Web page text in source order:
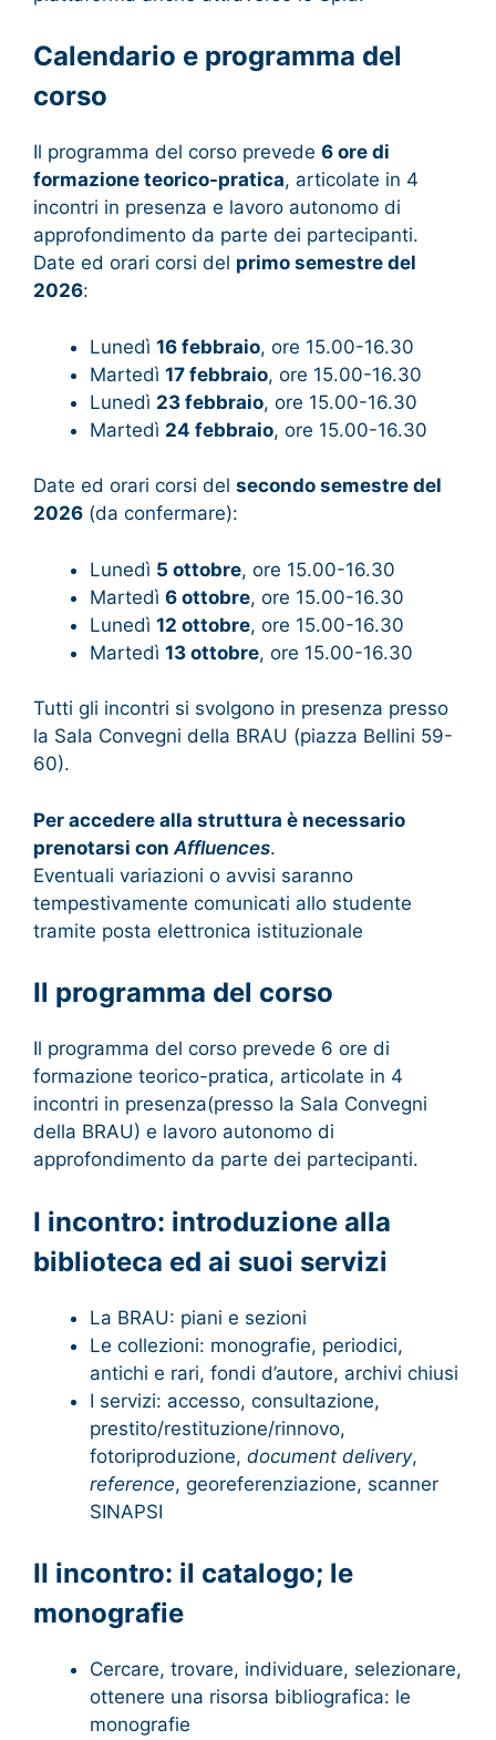
Calendario e programma del
corso
Il programma del corso prevede 6 ore di
formazione teorico-pratica, articolate in 4
incontri in presenza e lavoro autonomo di
approfondimento da parte dei partecipanti.
Date ed orari corsi del primo semestre del
2026:
Lunedì 16 febbraio, ore 15.00-16.30
Martedì 17 febbraio, ore 15.00-16.30
Lunedì 23 febbraio, ore 15.00-16.30
Martedì 24 febbraio, ore 15.00-16.30
Date ed orari corsi del secondo semestre del
2026 (da confermare):
Lunedì 5 ottobre, ore 15.00-16.30
Martedì 6 ottobre, ore 15.00-16.30
Lunedì 12 ottobre, ore 15.00-16.30
Martedì 13 ottobre, ore 15.00-16.30
Tutti gli incontri si svolgono in presenza presso
la Sala Convegni della BRAU (piazza Bellini 59-
60).
Per accedere alla struttura è necessario
prenotarsi con Affluences.
Eventuali variazioni o avvisi saranno
tempestivamente comunicati allo studente
tramite posta elettronica istituzionale
Il programma del corso
Il programma del corso prevede 6 ore di
formazione teorico-pratica, articolate in 4
incontri in presenza(presso la Sala Convegni
della BRAU) e lavoro autonomo di
approfondimento da parte dei partecipanti.
I incontro: introduzione alla
biblioteca ed ai suoi servizi
La BRAU: piani e sezioni
Le collezioni: monografie, periodici,
antichi e rari, fondi d’autore, archivi chiusi
I servizi: accesso, consultazione,
prestito/restituzione/rinnovo,
fotoriproduzione, document delivery,
reference, georeferenziazione, scanner
SINAPSI
II incontro: il catalogo; le
monografie
Cercare, trovare, individuare, selezionare,
ottenere una risorsa bibliografica: le
monografie